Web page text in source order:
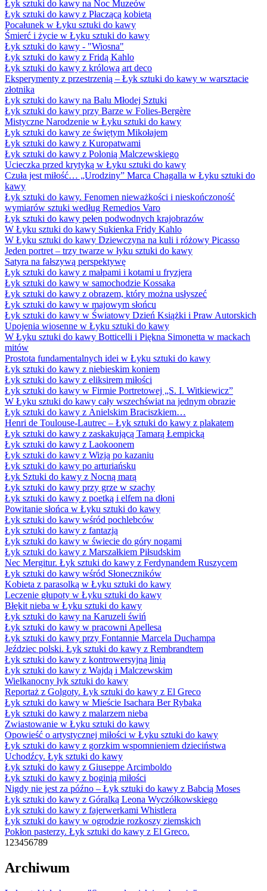
Łyk sztuki do kawy na Noc Muzeów
Łyk sztuki do kawy z Płaczącą kobietą
Pocałunek w Łyku sztuki do kawy
Śmierć i życie w Łyku sztuki do kawy
Łyk sztuki do kawy - "Wiosna"
Łyk sztuki do kawy z Fridą Kahlo
Łyk sztuki do kawy z królową art deco
Eksperymenty z przestrzenią – Łyk sztuki do kawy w warsztacie
złotnika
Łyk sztuki do kawy na Balu Młodej Sztuki
Łyk sztuki do kawy przy Barze w Folies-Bergère
Mistyczne Narodzenie w Łyku sztuki do kawy
Łyk sztuki do kawy ze świętym Mikołajem
Łyk sztuki do kawy z Kuropatwami
Łyk sztuki do kawy z Polonią Malczewskiego
Ucieczka przed krytyką w Łyku sztuki do kawy
Czuła jest miłość… „Urodziny” Marca Chagalla w Łyku sztuki do
kawy
Łyk sztuki do kawy. Fenomen nieważkości i nieskończoność
wymiarów sztuki według Remedios Varo
Łyk sztuki do kawy pełen podwodnych krajobrazów
W Łyku sztuki do kawy Sukienka Fridy Kahlo
W Łyku sztuki do kawy Dziewczyna na kuli i różowy Picasso
Jeden portret – trzy twarze w łyku sztuki do kawy
Satyra na fałszywą perspektywę
Łyk sztuki do kawy z małpami i kotami u fryzjera
Łyk sztuki do kawy w samochodzie Kossaka
Łyk sztuki do kawy z obrazem, który można usłyszeć
Łyk sztuki do kawy w majowym słońcu
Łyk sztuki do kawy w Światowy Dzień Książki i Praw Autorskich
Upojenia wiosenne w Łyku sztuki do kawy
W Łyku sztuki do kawy Botticelli i Piękna Simonetta w mackach
mitów
Prostota fundamentalnych idei w Łyku sztuki do kawy
Łyk sztuki do kawy z niebieskim koniem
Łyk sztuki do kawy z eliksirem miłości
Łyk sztuki do kawy w Firmie Portretowej „S. I. Witkiewicz”
W Łyku sztuki do kawy cały wszechświat na jednym obrazie
Łyk sztuki do kawy z Anielskim Braciszkiem…
Henri de Toulouse-Lautrec – Łyk sztuki do kawy z plakatem
Łyk sztuki do kawy z zaskakującą Tamarą Łempicką
Łyk sztuki do kawy z Laokoonem
Łyk sztuki do kawy z Wizją po kazaniu
Łyk sztuki do kawy po arturiańsku
Łyk Sztuki do kawy z Nocną marą
Łyk sztuki do kawy przy grze w szachy
Łyk sztuki do kawy z poetką i elfem na dłoni
Powitanie słońca w Łyku sztuki do kawy
Łyk sztuki do kawy wśród pochlebców
Łyk sztuki do kawy z fantazją
Łyk sztuki do kawy w świecie do góry nogami
Łyk sztuki do kawy z Marszałkiem Piłsudskim
Nec Mergitur. Łyk sztuki do kawy z Ferdynandem Ruszycem
Łyk sztuki do kawy wśród Słoneczników
Kobieta z parasolką w Łyku sztuki do kawy
Leczenie głupoty w Łyku sztuki do kawy
Błękit nieba w Łyku sztuki do kawy
Łyk sztuki do kawy na Karuzeli świń
Łyk sztuki do kawy w pracowni Apellesa
Łyk sztuki do kawy przy Fontannie Marcela Duchampa
Jeździec polski. Łyk sztuki do kawy z Rembrandtem
Łyk sztuki do kawy z kontrowersyjną linią
Łyk sztuki do kawy z Wajdą i Malczewskim
Wielkanocny łyk sztuki do kawy
Reportaż z Golgoty. Łyk sztuki do kawy z El Greco
Łyk sztuki do kawy w Mieście Isachara Ber Rybaka
Łyk sztuki do kawy z malarzem nieba
Zwiastowanie w Łyku sztuki do kawy
Opowieść o artystycznej miłości w Łyku sztuki do kawy
Łyk sztuki do kawy z gorzkim wspomnieniem dzieciństwa
Uchodźcy. Łyk sztuki do kawy
Łyk sztuki do kawy z Giuseppe Arcimboldo
Łyk sztuki do kawy z boginią miłości
Nigdy nie jest za późno – Łyk sztuki do kawy z Babcią Moses
Łyk sztuki do kawy z Góralką Leona Wyczółkowskiego
Łyk sztuki do kawy z fajerwerkami Whistlera
Łyk sztuki do kawy w ogrodzie rozkoszy ziemskich
Pokłon pasterzy. Łyk sztuki do kawy z El Greco.
1 23456789
Archiwum